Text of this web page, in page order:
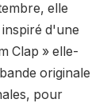
elle
d'une
Clap » elle-
originale
pour